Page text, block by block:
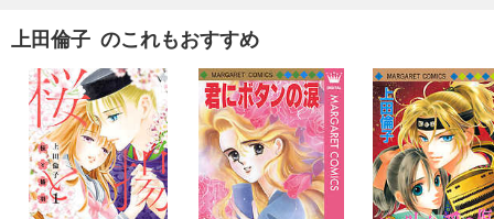
上田倫子 のこれもおすすめ